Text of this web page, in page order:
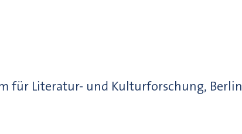
für Literatur- und Kulturforschung, Berlin